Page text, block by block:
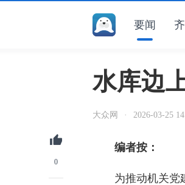
要闻
0
水库边
大众网 · 2026-03-25
编者按：
为推动机关党建